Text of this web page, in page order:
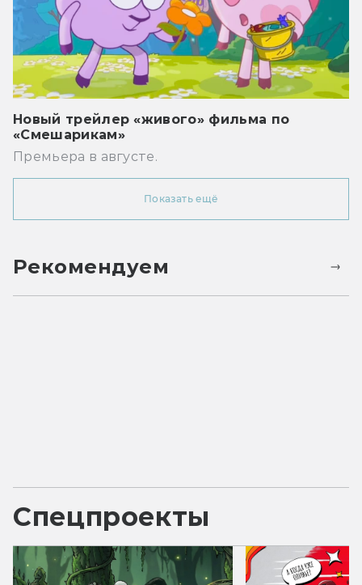
Новый трейлер «живого» фильма по
«Смешарикам»
Премьера в августе.
Показать ещё
Рекомендуем
Спецпроекты